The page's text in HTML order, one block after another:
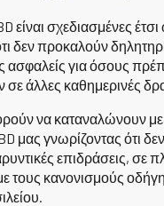
είναι σχεδιασμένες
δεν προκαλούν
ασφαλείς για όσους
άλλες καθημερινές
να καταναλώνουν
μας γνωρίζοντας ότι
επιδράσεις, σε
τους κανονισμούς